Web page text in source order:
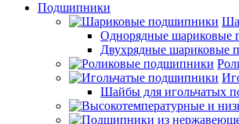
Подшипники
Однорядные шариковые
Двухрядные шариковые
Шайбы для игольчатых